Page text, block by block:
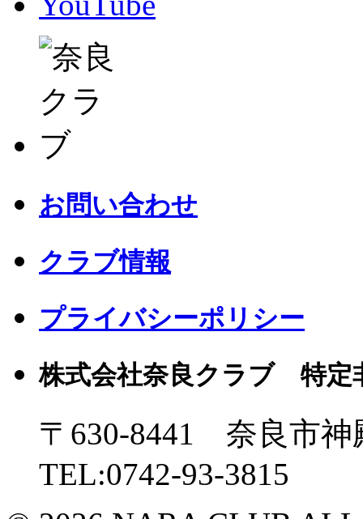
お問い合わせ
クラブ情報
プライバシーポリシー
株式会社奈良クラブ 特定
〒630-8441 奈良市
TEL:0742-93-3815